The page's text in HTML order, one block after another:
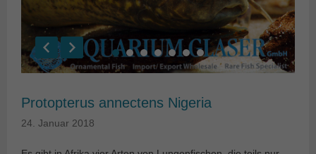
Protopterus annectens Nigeria
24. Januar 2018